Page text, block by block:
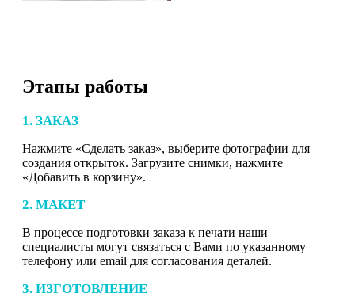
Этапы работы
1. ЗАКАЗ
Нажмите «Сделать заказ», выберите фотографии для
создания открыток. Загрузите снимки, нажмите
«Добавить в корзину».
2. МАКЕТ
В процессе подготовки заказа к печати наши
специалисты могут связаться с Вами по указанному
телефону или email для согласования деталей.
3. ИЗГОТОВЛЕНИЕ